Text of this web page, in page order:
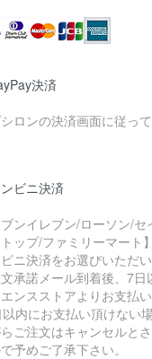
決済
ロンの決済画面に従っ
ビニ決済
ブンイレブン/ローソン/セ
ップ/ファミリーマート】
ニ決済をお選びいただ
承諾メール到着後、7
ンスストアよりお支払い
内にお支払い頂けない
ご注文はキャンセルと
予めご了承下さい。